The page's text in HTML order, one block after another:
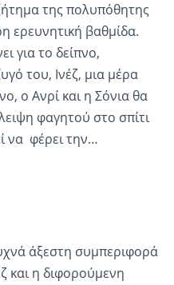
της πολυπόθητης
ερευνητική βαθμίδα.
για το δείπνο,
του, Ινέζ, μια μέρα
ο Ανρί και η Σόνια θα
φαγητού στο σπίτι
να φέρει την…
άξεστη συμπεριφορά
και η διφορούμενη